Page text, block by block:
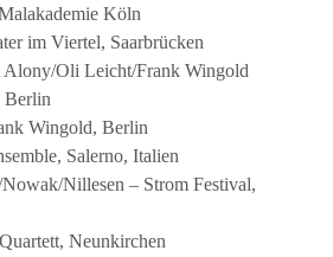
Köln
im Viertel, Saarbrücken
Alony/Oli Leicht/Frank Wingold
Berlin
Wingold, Berlin
Salerno, Italien
Nillesen – Strom Festival,
Neunkirchen